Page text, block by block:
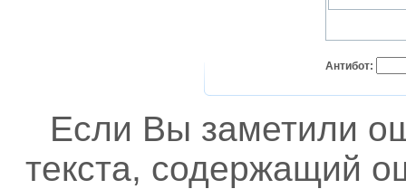
Антибот:
Если Вы заметили
текста, содержащий